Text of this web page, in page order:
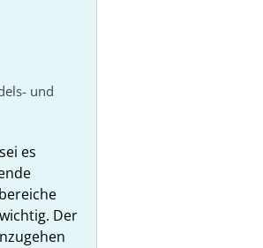
und
es
Der